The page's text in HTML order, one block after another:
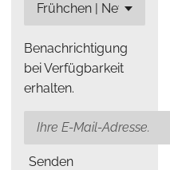
Benachrichtigung
bei Verfügbarkeit
erhalten.
Senden